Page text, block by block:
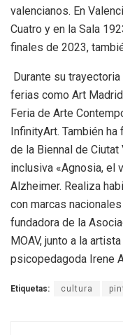
valencianos. En
Cuatro y en la Sala
finales de 2023,
Durante su
ferias como Art
Feria de Arte
InfinityArt. También
de la Biennal de
inclusiva «Agnosia, el
Alzheimer. Realiza
con marcas
fundadora de la
MOAV, junto a la
psicopedagoda Irene
Etiquetas: cultura